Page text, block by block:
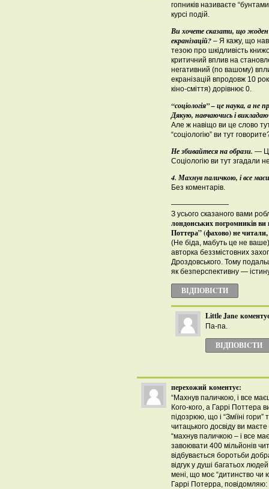
гопників називаєте
курсі подій.
Ви хочете сказати, що жоден
екранізацій? – Я кажу, що
тезою про шкідливість
критичний вплив на
негативний (по вашому)
екранізацій впродовж 10
кіно-сміття) дорівнює 0.
“соціологія” – це наука, а не
Дякую, навчаючись і
Але ж навіщо ви це слово
“соціологію” ви тут
Не збивайтеся на образи. —
Соціологію ви тут згадали
4. Махнув паличкою, і все
Без коментарів.
————————
З усього сказаного вами
лондонських погромників
Поттера” (фахово) не
(Не біда, мабуть це не ваше)
авторка беззмістовних
Дроздовського. Тому
як безперспективну —
ВІДПОВІCТИ
Little Jane
Па-па.
ВІДПОВІCТИ
перехожий коментує:
“Махнув паличкою, і все
Кого-кого, а Гаррі Поттера
підозрюю, що і “Зміїні
читацького досвіду ви
“махнув паличкою – і все
завоювати 400 мільйонів
відбувається боротьби
відгук у душі багатьох
мені, що моє “дитинство чи
Гаррі Потерра, повідомляю: